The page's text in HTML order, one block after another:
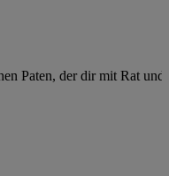
Paten, der dir mit Rat und